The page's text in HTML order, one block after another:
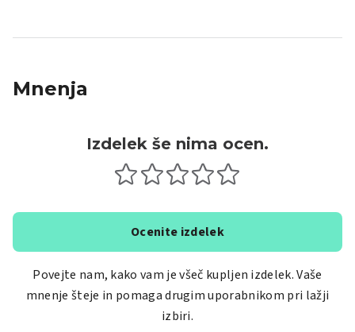
Mnenja
Izdelek še nima ocen.
Ocenite izdelek
Povejte nam, kako vam je všeč kupljen izdelek. Vaše
mnenje šteje in pomaga drugim uporabnikom pri lažji
izbiri.